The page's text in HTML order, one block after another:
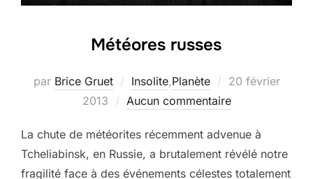
Météores russes
par Brice Gruet Insolite,Planète
Publié
le
20 février
2013
Aucun commentaire
La chute de météorites récemment advenue à
Tcheliabinsk, en Russie, a brutalement révélé notre
fragilité face à des événements célestes totalement